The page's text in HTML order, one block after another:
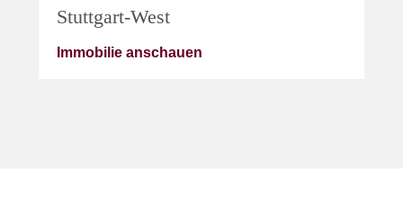
Stuttgart-West
Immobilie anschauen